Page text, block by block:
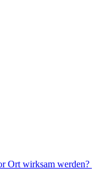
Ort wirksam werden?